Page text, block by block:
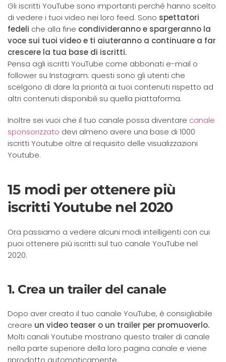
Gli iscritti YouTube sono importanti perché hanno scelto
di vedere i tuoi video nei loro feed. Sono spettatori
fedeli che alla fine condivideranno e spargeranno la
voce sui tuoi video e ti aiuteranno a continuare a far
crescere la tua base di iscritti.
Pensa agli iscritti YouTube come abbonati e-mail o
follower su Instagram: questi sono gli utenti che
scelgono di dare la priorità ai tuoi contenuti rispetto ad
altri contenuti disponibili su quella piattaforma.
Inoltre sei vuoi che il tuo canale possa diventare canale
sponsorizzato devi almeno avere una base di 1000
iscritti Youtube oltre al requisito delle visualizzazioni
Youtube.
15 modi per ottenere più
iscritti Youtube nel 2020
Ora passiamo a vedere alcuni modi intelligenti con cui
puoi ottenere più iscritti sul tuo canale YouTube nel
2020.
1. Crea un trailer del canale
Dopo aver creato il tuo canale YouTube, è consigliabile
creare un video teaser o un trailer per promuoverlo.
Molti canali Youtube mostrano questo trailer di canale
nella parte superiore della loro pagina canale e viene
riprodotto automaticamente.